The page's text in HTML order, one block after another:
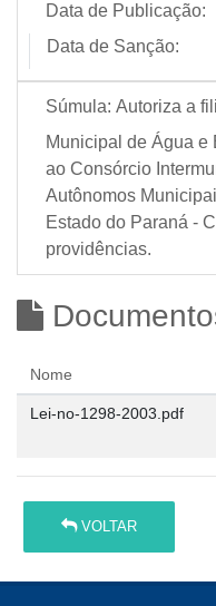
Data de Publicação:
Data de Sanção:
Súmula: Autoriza a
Municipal de Água e
ao Consórcio
Autônomos
Estado do Paraná -
providências.
Nome
Lei-no-1298-2003.pdf
VOLTAR